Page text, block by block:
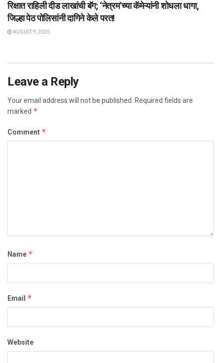
रिक्षात राहिली दीड लाखांची बॅग; ‘नेत्रम’च्या कॅमेऱ्यांनी शोधला धागा,
जिल्हा पेठ पोलिसांनी दागिने केले परत!
AUGUST 9, 2026
Leave a Reply
Your email address will not be published.
Required fields are
marked *
Comment *
Name *
Email *
Website